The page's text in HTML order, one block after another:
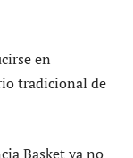
en
tradicional de
Basket ya no